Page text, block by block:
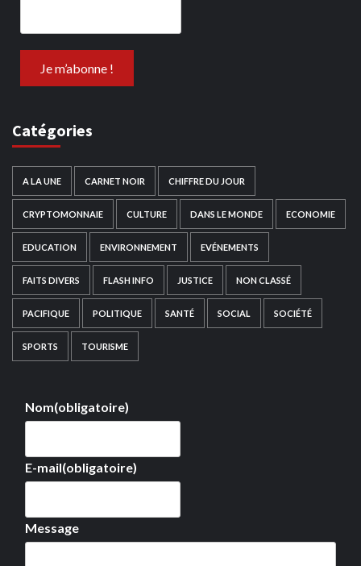
Catégories
A LA UNE CARNET NOIR CHIFFRE DU JOUR
CRYPTOMONNAIE CULTURE DANS LE MONDE ECONOMIE
EDUCATION ENVIRONNEMENT EVÉNEMENTS
FAITS DIVERS FLASH INFO JUSTICE NON CLASSÉ
PACIFIQUE POLITIQUE SANTÉ SOCIAL SOCIÉTÉ
SPORTS TOURISME
Nom(obligatoire)
E-mail(obligatoire)
Message